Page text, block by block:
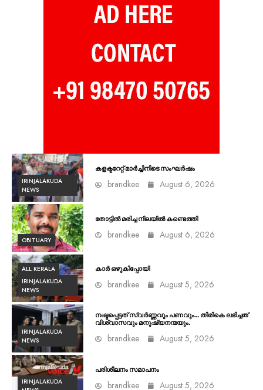
IRINJALAKUDA
NEWS
കളക്ടറേറ്റ് മാർച്ചിനിടെ സംഘർഷം
brandkee August 6, 2026
OBITUARY
തോട്ടിൽ മരിച്ച നിലയിൽ കണ്ടെത്തി
brandkee August 6, 2026
ALL KERALA
IRINJALAKUDA
NEWS
കാർ ഒഴുകിപ്പോയി
brandkee August 5, 2026
IRINJALAKUDA
NEWS
നഷ്ടപ്പെട്ടത് സ്വർണ്ണവും പണവും… തിരികെ ലഭിച്ചത്
വിശ്വാസവും മനുഷ്യനന്മയും.
brandkee August 5, 2026
IRINJALAKUDA
പരിശീലനം സമാപനം
brandkee August 5, 2026